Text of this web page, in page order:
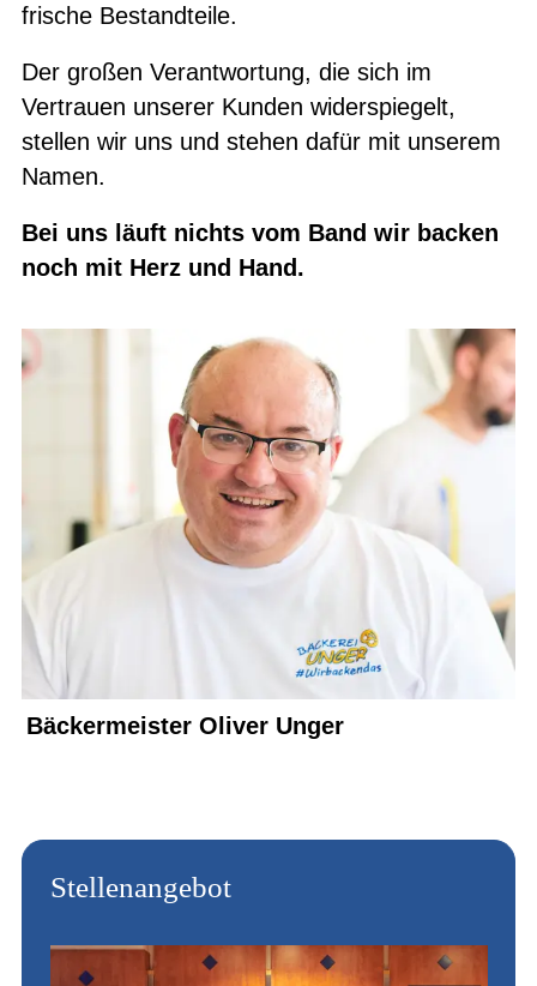
frische Bestandteile.
Der großen Verantwortung, die sich im
Vertrauen unserer Kunden widerspiegelt,
stellen wir uns und stehen dafür mit unserem
Namen.
Bei uns läuft nichts vom Band wir backen
noch mit Herz und Hand.
Bäckermeister Oliver Unger
Stellenangebot